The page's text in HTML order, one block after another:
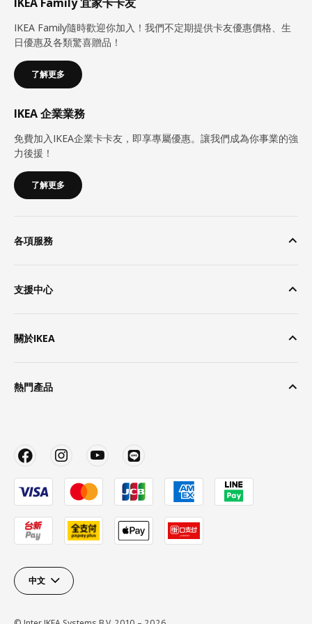
IKEA Family隨時歡迎你加入！我們不定期提供卡友優惠價格、生
日優惠及各類驚喜贈品！
了解更多
IKEA 企業業務
免費加入IKEA企業卡卡友，即享專屬優惠。讓我們成為你事業的強
力後援！
了解更多
各項服務
支援中心
關於IKEA
熱門產品
中文